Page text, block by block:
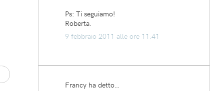
Ps: Ti seguiamo!
Roberta.
9 febbraio 2011 alle ore 11:41
Francy ha detto…